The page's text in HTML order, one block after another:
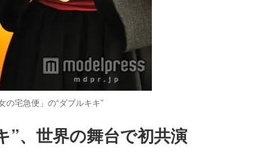
宅急便」の“ダブルキキ”
”、世界の舞台で初共演